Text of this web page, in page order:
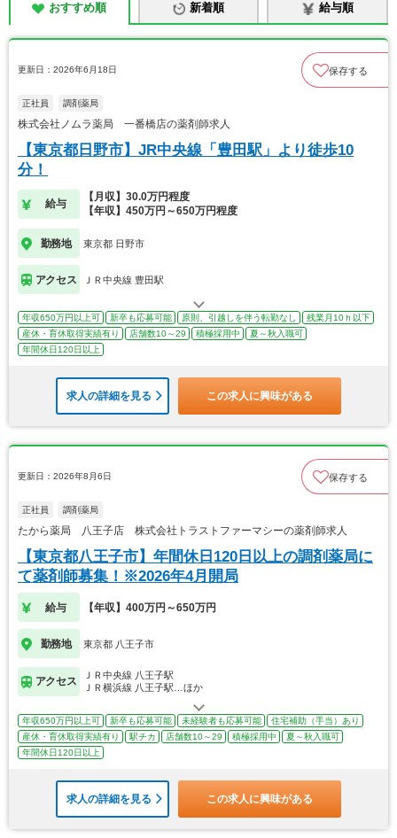
おすすめ順 新着順 給与順
更新日：2026年6月18日 保存する
正社員 調剤薬局
株式会社ノムラ薬局 一番橋店の薬剤師求人
【東京都日野市】JR中央線「豊田駅」より徒歩10
分！
給与
【月収】30.0万円程度
【年収】450万円～650万円程度
勤務地 東京都 日野市
アクセス ＪＲ中央線 豊田駅
年収650万円以上可 新卒も応募可能 原則、引越しを伴う転勤なし
残業月10ｈ以下
産休・育休取得実績有り
店舗数10～29 積極採用中
夏～秋入職可
年間休日120日以上
求人の詳細を見る この求人に興味がある
更新日：2026年8月6日 保存する
正社員 調剤薬局
たから薬局 八王子店 株式会社トラストファーマシーの薬剤師求人
【東京都八王子市】年間休日120日以上の調剤薬局に
て薬剤師募集！※2026年4月開局
給与 【年収】400万円～650万円
勤務地 東京都 八王子市
アクセス
ＪＲ中央線 八王子駅
ＪＲ横浜線 八王子駅…ほか
年収650万円以上可 新卒も応募可能 未経験者も応募可能
住宅補助（手当）あり
産休・育休取得実績有り
駅チカ 店舗数10～29 積極採用中
夏～秋入職可
年間休日120日以上
求人の詳細を見る この求人に興味がある